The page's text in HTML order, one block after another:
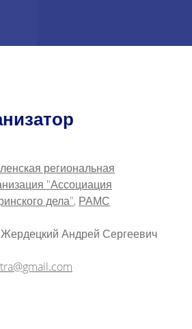
региональная
"Ассоциация
дела", РАМС
Жердецкий Андрей Сергеевич